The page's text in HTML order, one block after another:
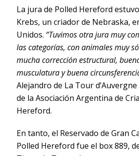
La jura de Polled Hereford
Krebs, un criador de Nebraska,
Unidos. “Tuvimos otra jura muy
las categorías, con animales muy
mucha corrección estructural,
musculatura y buena
Alejandro de La Tour
de la Asociación Argentina de
Hereford.
En tanto, el Reservado de Gran
Polled Hereford fue el box 889,